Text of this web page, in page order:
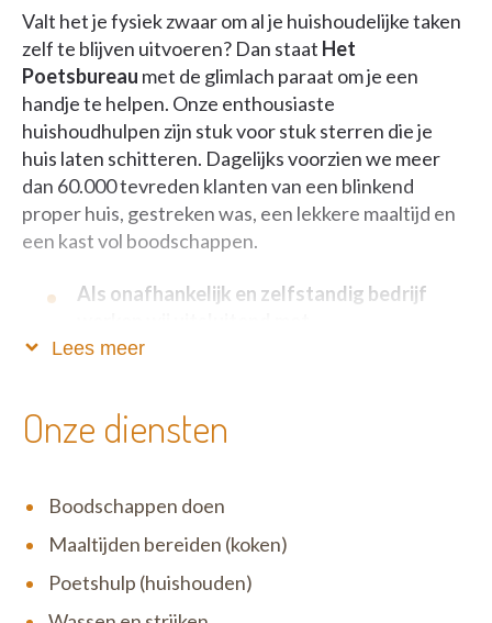
Valt het je fysiek zwaar om al je huishoudelijke taken
zelf te blijven uitvoeren? Dan staat Het
Poetsbureau met de glimlach paraat om je een
handje te helpen. Onze enthousiaste
huishoudhulpen zijn stuk voor stuk sterren die je
huis laten schitteren. Dagelijks voorzien we meer
dan 60.000 tevreden klanten van een blinkend
proper huis, gestreken was, een lekkere maaltijd en
een kast vol boodschappen.
Als onafhankelijk en zelfstandig bedrijf
dienstencheques.
verloopt alles volkomen legaal. Het motto van Het
eerlijkheid en respect uiterst belangrijk zijn. Wij zijn
erg menselijk en tegelijk zeer correct in ons doen en
medewerkers.
Lees meer
Onze diensten
Boodschappen doen
Maaltijden bereiden (koken)
Poetshulp (huishouden)